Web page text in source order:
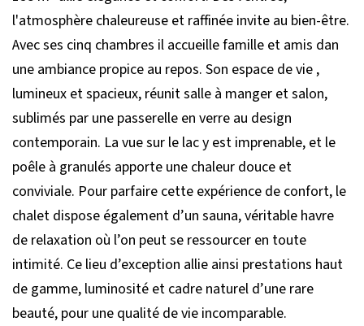
l'atmosphère chaleureuse et raffinée invite au bien-être.
Avec ses cinq chambres il accueille famille et amis dan
une ambiance propice au repos. Son espace de vie ,
lumineux et spacieux, réunit salle à manger et salon,
sublimés par une passerelle en verre au design
contemporain. La vue sur le lac y est imprenable, et le
poêle à granulés apporte une chaleur douce et
conviviale. Pour parfaire cette expérience de confort, le
chalet dispose également d’un sauna, véritable havre
de relaxation où l’on peut se ressourcer en toute
intimité. Ce lieu d’exception allie ainsi prestations haut
de gamme, luminosité et cadre naturel d’une rare
beauté, pour une qualité de vie incomparable.